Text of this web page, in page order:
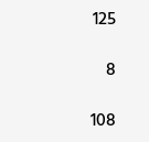
125
8
108